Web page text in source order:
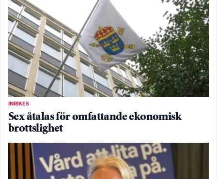
INRIKES
Sex åtalas för omfattande ekonomisk
brottslighet